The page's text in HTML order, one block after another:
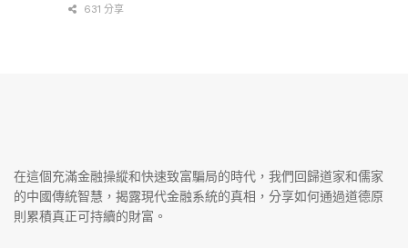
631 分享
在這個充滿金融操縱和快速致富騙局的時代，我們回歸道家和儒家
的中國傳統智慧，揭露現代金融系統的真相，分享如何通過道德原
則累積真正可持續的財富。